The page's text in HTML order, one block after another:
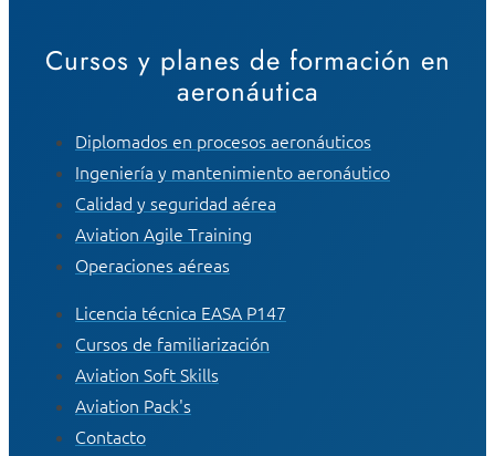
Cursos y planes de formación en
aeronáutica
Diplomados en procesos aeronáuticos
Ingeniería y mantenimiento aeronáutico
Calidad y seguridad aérea
Aviation Agile Training
Operaciones aéreas
Licencia técnica EASA P147
Cursos de familiarización
Aviation Soft Skills
Aviation Pack's
Contacto